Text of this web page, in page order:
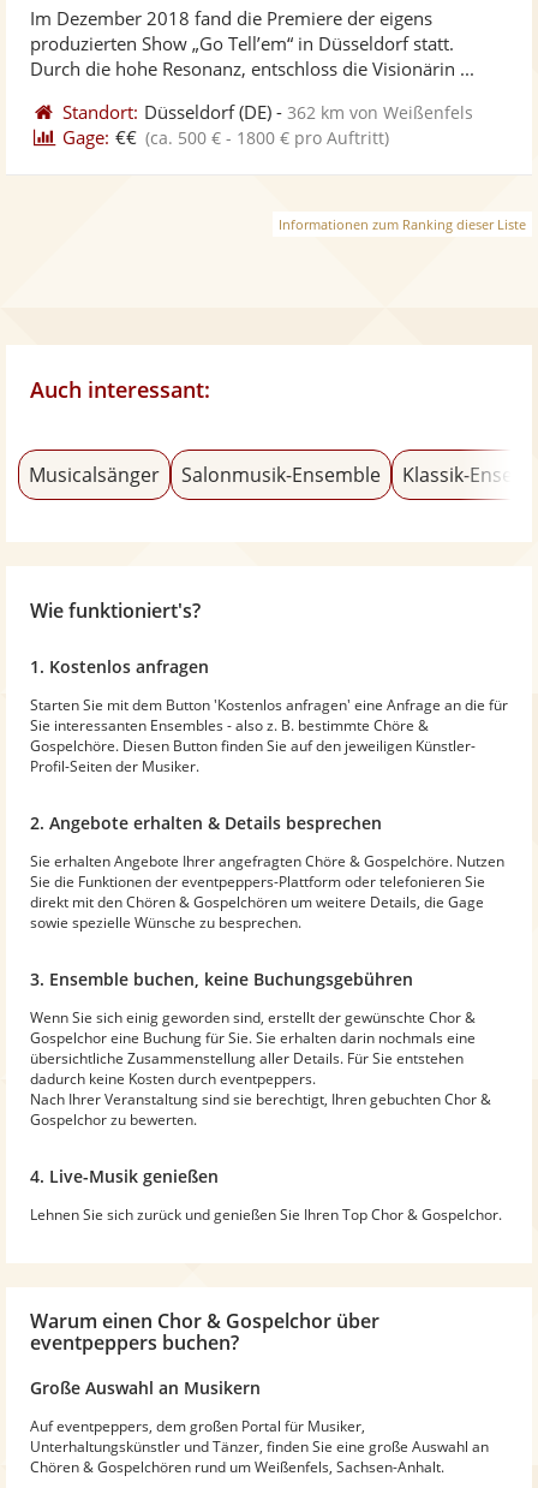
Im Dezember 2018 fand die Premiere der eigens
produzierten Show „Go Tell’em“ in Düsseldorf statt.
Durch die hohe Resonanz, entschloss die Visionärin ...
Standort: Düsseldorf(DE) -362 km von Weißenfels
Gage: €€ (ca. 500 € - 1800 € pro Auftritt)
Informationen zum Ranking dieser Liste
Auch interessant:
Musicalsänger Salonmusik-Ensemble Klassik-
Wie funktioniert's?
1. Kostenlos anfragen
Starten Sie mit dem Button 'Kostenlos anfragen' eine Anfrage an die für
Sie interessanten Ensembles - also z. B. bestimmte Chöre &
Gospelchöre. Diesen Button finden Sie auf den jeweiligen Künstler-
Profil-Seiten der Musiker.
2. Angebote erhalten & Details besprechen
Sie erhalten Angebote Ihrer angefragten Chöre & Gospelchöre. Nutzen
Sie die Funktionen der eventpeppers-Plattform oder telefonieren Sie
direkt mit den Chören & Gospelchören um weitere Details, die Gage
sowie spezielle Wünsche zu besprechen.
3. Ensemble buchen, keine Buchungsgebühren
Wenn Sie sich einig geworden sind, erstellt der gewünschte Chor &
Gospelchor eine Buchung für Sie. Sie erhalten darin nochmals eine
übersichtliche Zusammenstellung aller Details. Für Sie entstehen
dadurch keine Kosten durch eventpeppers.
Nach Ihrer Veranstaltung sind sie berechtigt, Ihren gebuchten Chor &
Gospelchor zu bewerten.
4. Live-Musik genießen
Lehnen Sie sich zurück und genießen Sie Ihren Top Chor & Gospelchor.
Warum einen Chor & Gospelchor über
eventpeppers buchen?
Große Auswahl an Musikern
Auf eventpeppers, dem großen Portal für Musiker,
Unterhaltungskünstler und Tänzer, finden Sie eine große Auswahl an
Chören & Gospelchören rund um Weißenfels, Sachsen-Anhalt.